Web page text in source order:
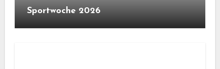
Sportwoche 2026